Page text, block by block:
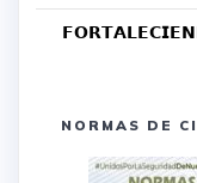
NORMAS DE